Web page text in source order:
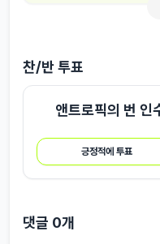
찬/반 투표
앤트로픽의 번 인
긍정적에 투표
댓글 0개